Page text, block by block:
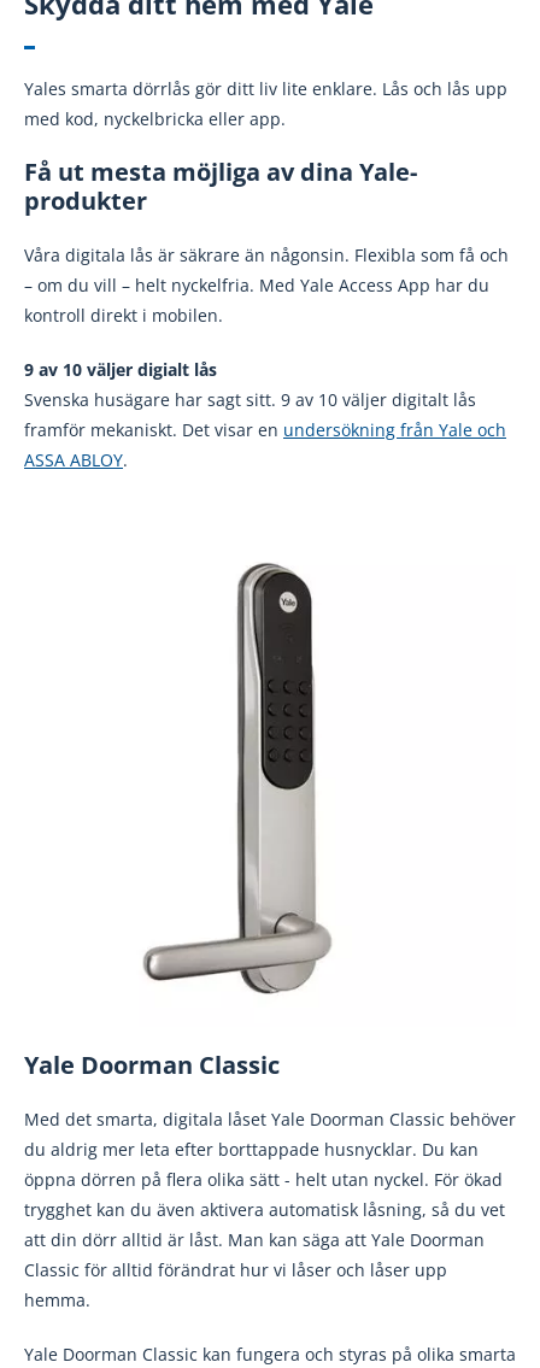
Yales smarta dörrlås gör ditt liv lite enklare. Lås och lås upp
med kod, nyckelbricka eller app.
Få ut mesta möjliga av dina Yale-
produkter
Våra digitala lås är säkrare än någonsin. Flexibla som få och
– om du vill – helt nyckelfria. Med Yale Access App har du
kontroll direkt i mobilen.
9 av 10 väljer digialt lås
Svenska husägare har sagt sitt. 9 av 10 väljer digitalt lås
framför mekaniskt. Det visar en undersökning från Yale och
ASSA ABLOY.
Yale Doorman Classic
Med det smarta, digitala låset Yale Doorman Classic behöver
du aldrig mer leta efter borttappade husnycklar. Du kan
öppna dörren på flera olika sätt - helt utan nyckel. För ökad
trygghet kan du även aktivera automatisk låsning, så du vet
att din dörr alltid är låst. Man kan säga att Yale Doorman
Classic för alltid förändrat hur vi låser och låser upp
hemma.
Yale Doorman Classic kan fungera och styras på olika smarta